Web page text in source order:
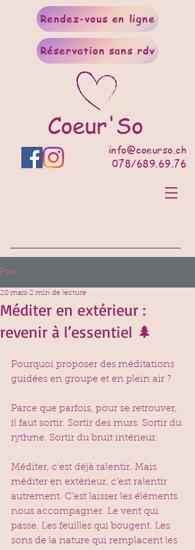
Rendez-vous en ligne
Réservation sans rdv
Coeur'So
info@coeurso.ch
078/689.69.76
Post
Méditer en extérieur :
revenir à l’essentiel 🌲
20 mars 2 min de lecture
Pourquoi proposer des méditations
guidées en groupe et en plein air ?
Parce que parfois, pour se retrouver,
il faut sortir. Sortir des murs. Sortir du
rythme. Sortir du bruit intérieur.
Méditer, c’est déjà ralentir. Mais
méditer en extérieur, c’est ralentir
autrement. C’est laisser les éléments
nous accompagner. Le vent qui
passe. Les feuilles qui bougent. Les
sons de la nature qui remplacent les